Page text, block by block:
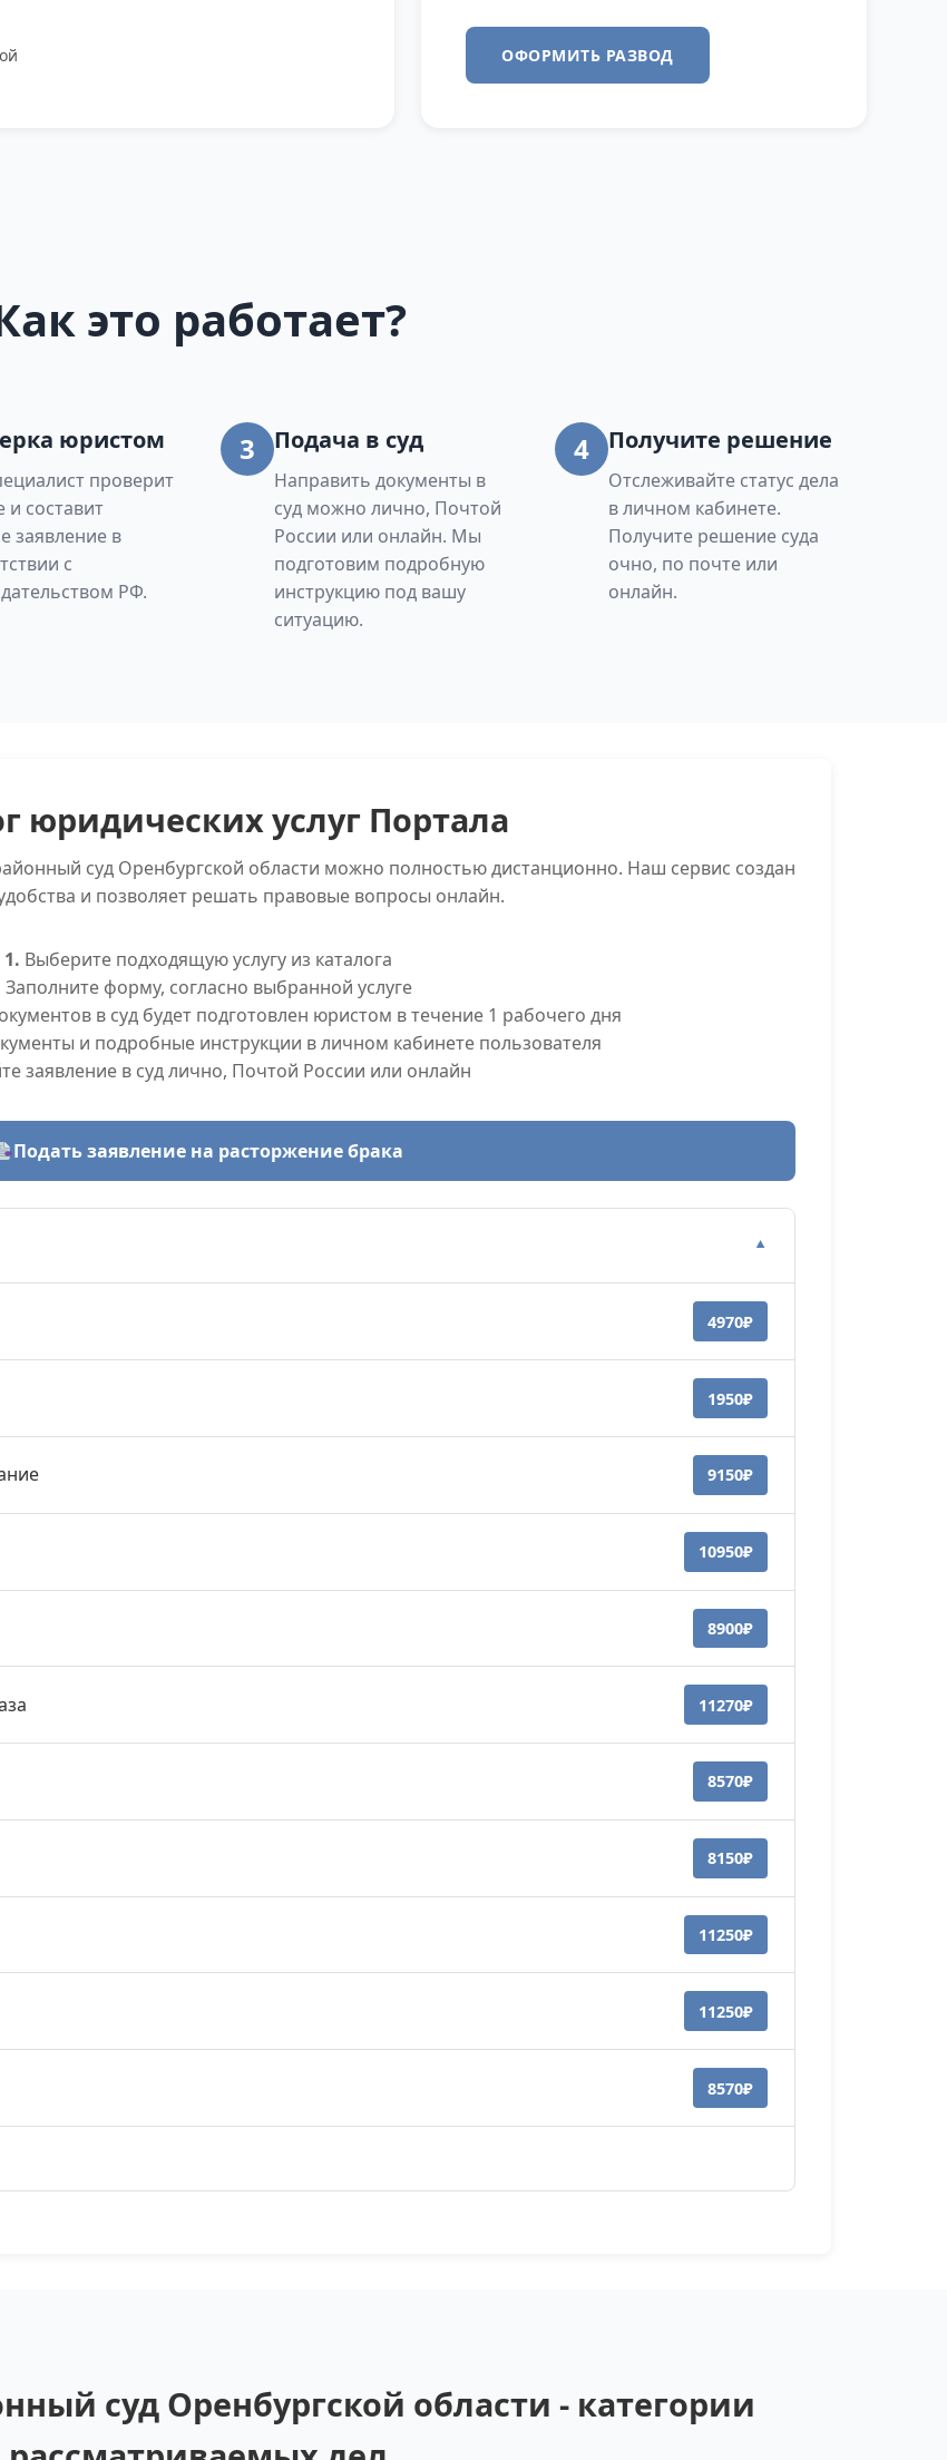
ОФОРМИТЬ РАЗВОД
это работает?
юристом
проверит
и составит
заявление в
с
РФ.
3 Подача в суд
Направить документы в
суд можно лично, Почтой
России или онлайн. Мы
подготовим подробную
инструкцию под вашу
ситуацию.
4 Получите решение
Отслеживайте статус дела
в личном кабинете.
Получите решение суда
очно, по почте или
онлайн.
юридических услуг Портала
суд Оренбургской области можно полностью дистанционно. Наш сервис создан
и позволяет решать правовые вопросы онлайн.
1. Выберите подходящую услугу из каталога
Заполните форму, согласно выбранной услуге
в суд будет подготовлен юристом в течение 1 рабочего дня
и подробные инструкции в личном кабинете пользователя
заявление в суд лично, Почтой России или онлайн
Подать заявление на расторжение брака
▼
4970₽
1950₽
9150₽
10950₽
8900₽
11270₽
8570₽
8150₽
11250₽
11250₽
8570₽
суд Оренбургской области - категории